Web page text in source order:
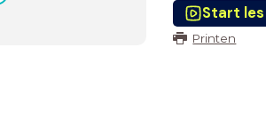
Start les
Printen